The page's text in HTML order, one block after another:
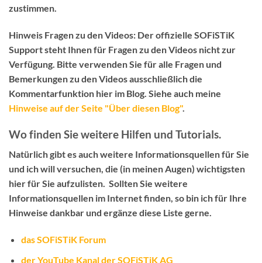
zustimmen.
Hinweis Fragen zu den Videos: Deroffizielle SOFiSTiK
Supportsteht Ihnen für Fragen zu den Videos nichtzur
Verfügung. Bitte verwenden Sie für alle Fragen und
Bemerkungen zu den Videos ausschließlich die
Kommentarfunktion hier im Blog. Siehe auch meine
Hinweise auf der Seite "Über diesen Blog".
Wo finden Sie weitere Hilfen und Tutorials.
Natürlich gibt es auch weitere Informationsquellen für Sie
und ich will versuchen, die (in meinen Augen) wichtigsten
hier für Sie aufzulisten. Sollten Sie weitere
Informationsquellen im Internet finden, so bin ich für Ihre
Hinweise dankbar und ergänze diese Liste gerne.
das SOFiSTiK Forum
der YouTube Kanal der SOFiSTiK AG